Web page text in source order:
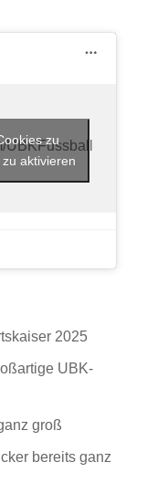
UBKFussball
zu
aktivieren
2025
UBK-
groß
bereits ganz